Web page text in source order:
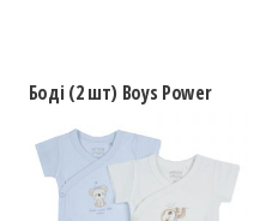
Боді (2 шт) Boys Power